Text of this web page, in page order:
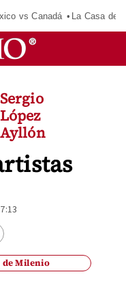
vs Canadá La Casa de
Sergio
López
Ayllón
de Milenio